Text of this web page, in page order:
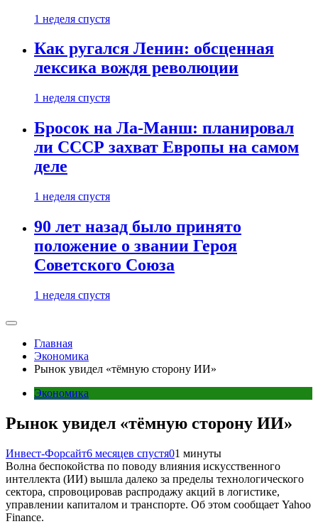
1 неделя спустя
Как ругался Ленин: обсценная
лексика вождя революции
1 неделя спустя
Бросок на Ла-Манш: планировал
ли СССР захват Европы на самом
деле
1 неделя спустя
90 лет назад было принято
положение о звании Героя
Советского Союза
1 неделя спустя
Главная
Экономика
Рынок увидел «тёмную сторону ИИ»
Экономика
Рынок увидел «тёмную сторону ИИ»
Инвест-Форсайт6 месяцев спустя01 минуты
Волна беспокойства по поводу влияния искусственного
интеллекта (ИИ) вышла далеко за пределы технологического
сектора, спровоцировав распродажу акций в логистике,
управлении капиталом и транспорте. Об этом сообщает Yahoo
Finance.